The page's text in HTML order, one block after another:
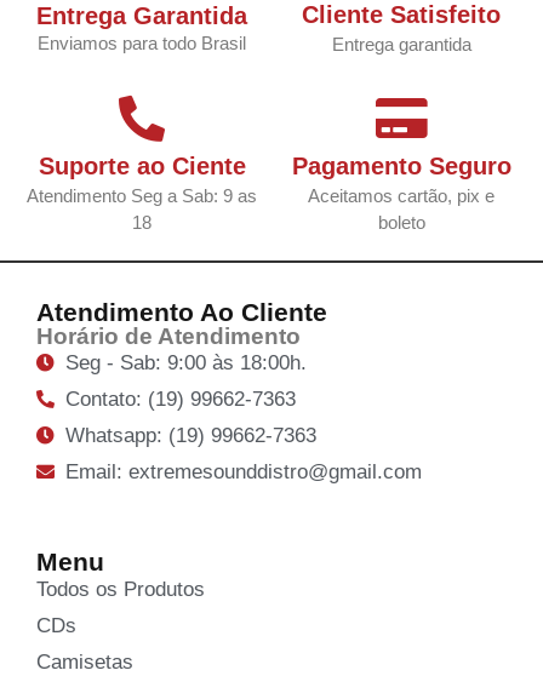
Entrega Garantida
Enviamos para todo Brasil
Cliente Satisfeito
Entrega garantida
Suporte ao Ciente
Atendimento Seg a Sab: 9 as
18
Pagamento Seguro
Aceitamos cartão, pix e
boleto
Atendimento Ao Cliente
Horário de Atendimento
Seg - Sab: 9:00 às 18:00h.
Contato: (19) 99662-7363
Whatsapp: (19) 99662-7363
Email: extremesounddistro@gmail.com
Menu
Todos os Produtos
CDs
Camisetas